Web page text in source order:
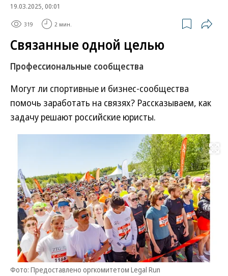
19.03.2025, 00:01
319 2 мин.
Связанные одной целью
Профессиональные сообщества
Могут ли спортивные и бизнес-сообщества
помочь заработать на связях? Рассказываем, как
задачу решают российские юристы.
Фото: Предоставлено оргкомитетом Legal Run